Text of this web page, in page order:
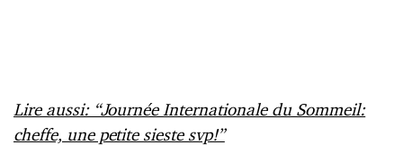
Lire aussi: “Journée Internationale du Sommeil:
cheffe, une petite sieste svp!”